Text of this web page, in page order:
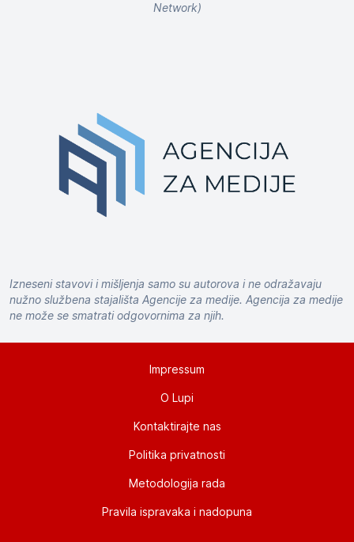
Network)
Izneseni stavovi i mišljenja samo su autorova i ne odražavaju
nužno službena stajališta Agencije za medije. Agencija za medije
ne može se smatrati odgovornima za njih.
Impressum
O Lupi
Kontaktirajte nas
Politika privatnosti
Metodologija rada
Pravila ispravaka i nadopuna